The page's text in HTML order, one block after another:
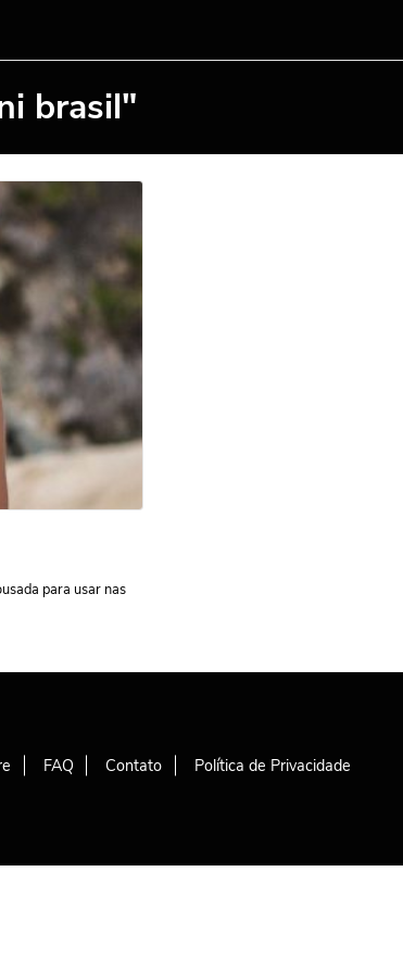
brasil"
para usar nas
FAQ Contato Política de Privacidade